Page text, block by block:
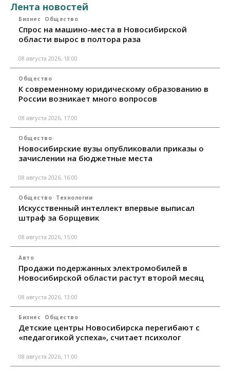
Лента новостей
Бизнес Общество
Спрос на машино-места в Новосибирской
области вырос в полтора раза
08 августа 2026, 18:00
Общество
К современному юридическому образованию в
России возникает много вопросов
08 августа 2026, 17:00
Общество
Новосибирские вузы опубликовали приказы о
зачислении на бюджетные места
08 августа 2026, 16:00
Общество Технологии
Искусственный интеллект впервые выписал
штраф за борщевик
08 августа 2026, 15:00
Авто
Продажи подержанных электромобилей в
Новосибирской области растут второй месяц
08 августа 2026, 13:00
Бизнес Общество
Детские центры Новосибирска перегибают с
«педагогикой успеха», считает психолог
08 августа 2026, 11:00